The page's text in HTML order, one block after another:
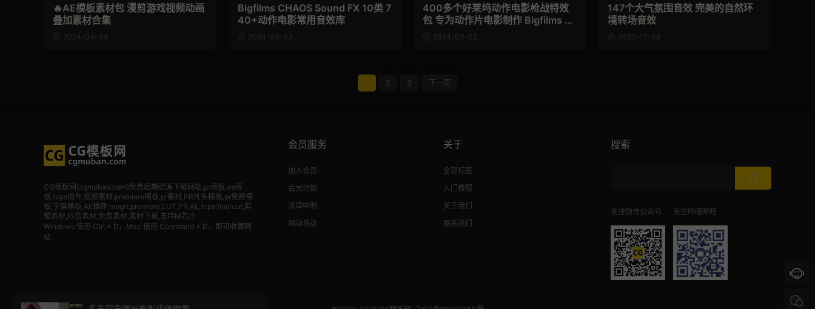
🔥AE模板素材包 漫剪游戏视频动画
叠加素材合集
2024-04-03
Bigfilms CHAOS Sound FX 10类 7
40+动作电影常用音效库
2024-03-03
400多个好莱坞动作电影枪战特效
包 专为动作片电影制作 Bigfilms MI
6 – Action Pack
2024-03-02
147个大气氛围音效 完美的自然环
境转场音效
2023-12-09
1 2 3 下一页
CG模板网(cgmuban.com)免费后期资源下载网站,pr模板,ae模
板,fcpx插件,视频素材,premiere模板,pr素材,PR片头模板,pr免费模
板,字幕模板,AE插件,mogrt,premiere,LUT,PR,AE,fcpx,finalcut,剪
辑素材,抖音素材,免费素材,素材下载,支持M芯片
Windows 使用 Ctrl + D，Mac 使用 Command + D，即可收藏网
站
会员服务
加入会员
会员须知
法律申明
网站协议
关于
全部标签
入门教程
关于我们
联系我们
搜索
关注微信公众号 关注哔哩哔哩